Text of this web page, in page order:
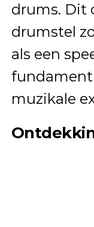
drums. Dit
drumstel
als een
muzikale